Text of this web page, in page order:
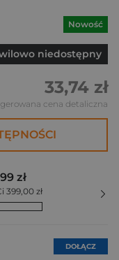
Nowość
niedostępny
33,74 zł
cena detaliczna
zł
zł
DOŁĄCZ